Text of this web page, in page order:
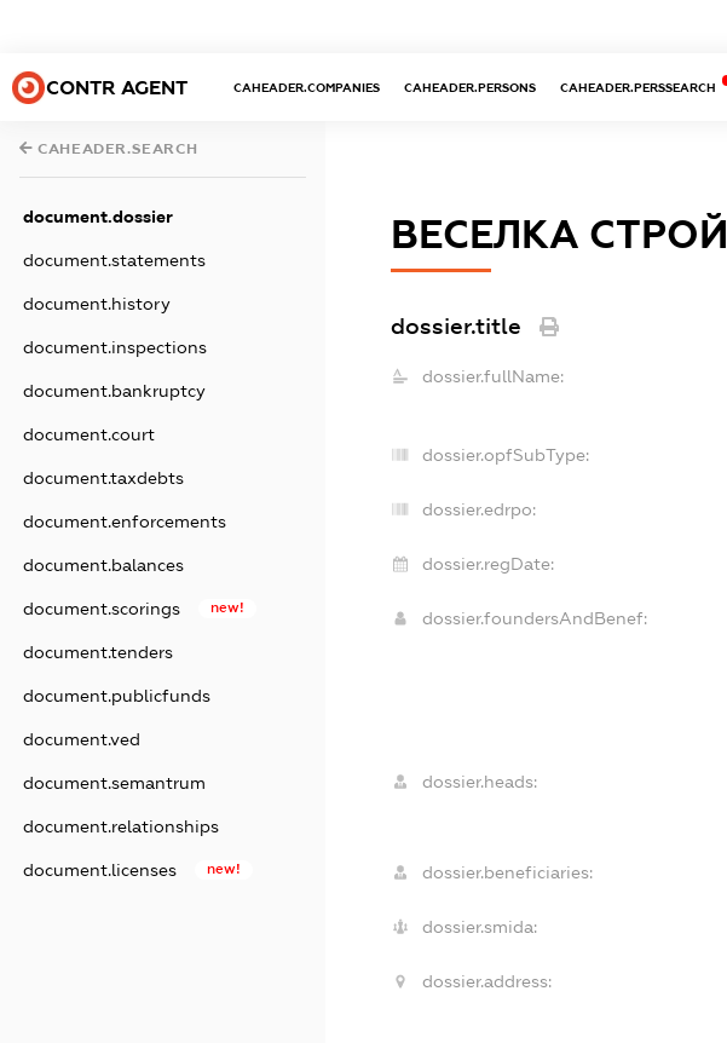
CONTR AGENT CAHEADER.COMPANIES CAHEADER.PERSONS CAHEADER.PERSSEARCH
CAHEADER.SEARCH
document.dossier
document.statements
document.history
document.inspections
document.bankruptcy
document.court
document.taxdebts
document.enforcements
document.balances
document.scorings new!
document.tenders
document.publicfunds
document.ved
document.semantrum
document.relationships
document.licenses new!
ВЕСЕЛКА СТРОЙ
dossier.title
dossier.fullName:
dossier.opfSubType:
dossier.edrpo:
dossier.regDate:
dossier.foundersAndBenef:
dossier.heads:
dossier.beneficiaries:
dossier.smida:
dossier.address: